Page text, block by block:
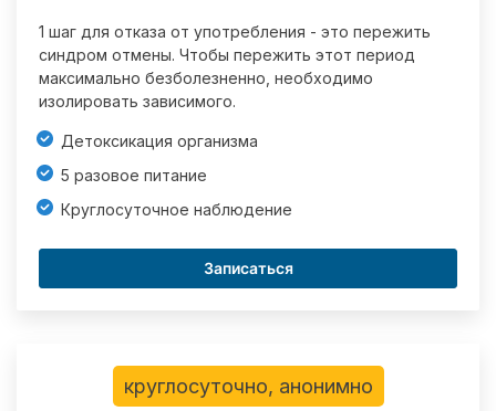
1 шаг для отказа от употребления - это пережить
синдром отмены. Чтобы пережить этот период
максимально безболезненно, необходимо
изолировать зависимого.
Детоксикация организма
5 разовое питание
Круглосуточное наблюдение
Записаться
круглосуточно, анонимно